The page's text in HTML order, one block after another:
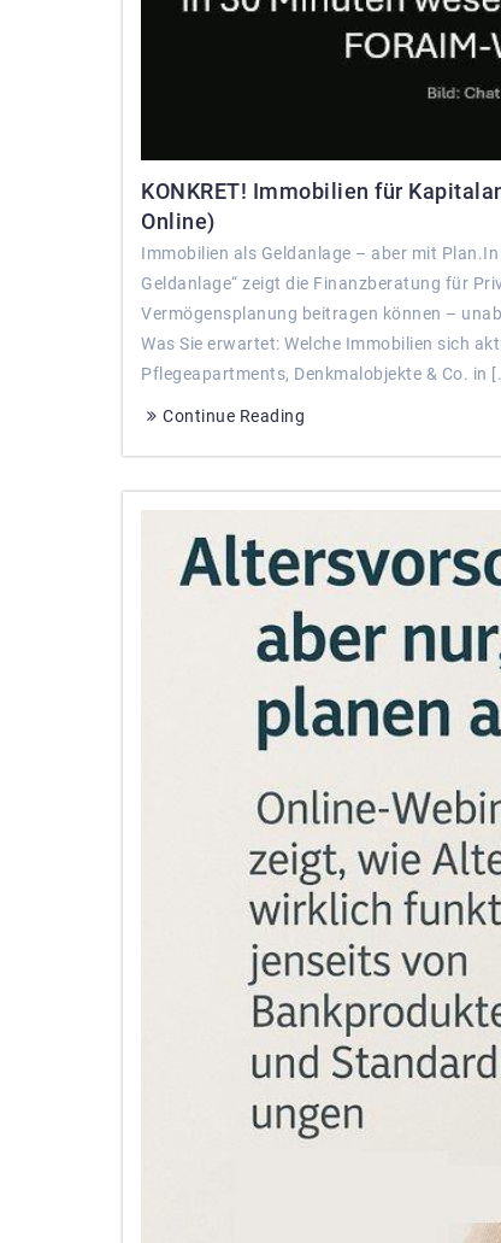
KONKRET! Immobilien für
Online)
Immobilien als Geldanlage – aber mit
Geldanlage“ zeigt die Finanzberatung für
Vermögensplanung beitragen können –
Was Sie erwartet: Welche Immobilien sich
Pflegeapartments, Denkmalobjekte & Co. in
Continue Reading